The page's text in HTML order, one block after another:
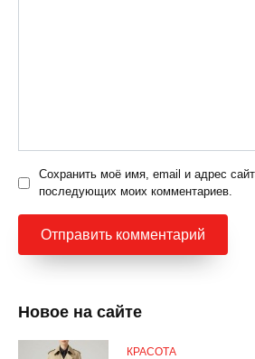
Сохранить моё имя, email и адрес
последующих моих комментариев.
Новое на сайте
КРАСОТА